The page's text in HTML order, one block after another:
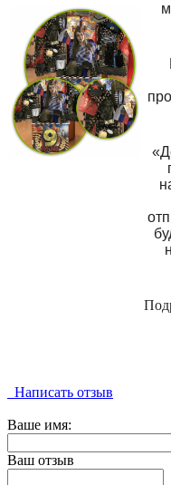
Написать отзыв
Ваше имя:
Ваш отзыв